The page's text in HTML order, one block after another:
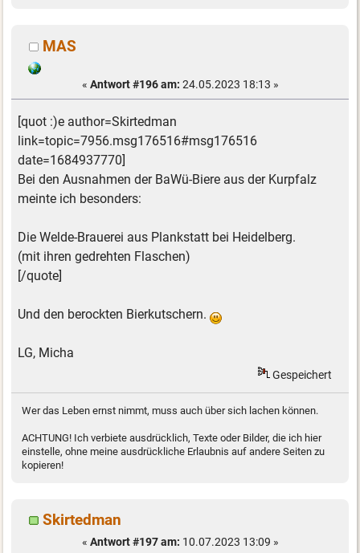
MAS
« Antwort #196 am: 24.05.2023 18:13 »
[quot :)e author=Skirtedman
link=topic=7956.msg176516#msg176516
date=1684937770]
Bei den Ausnahmen der BaWü-Biere aus der Kurpfalz
meinte ich besonders:
Die Welde-Brauerei aus Plankstatt bei Heidelberg.
(mit ihren gedrehten Flaschen)
[/quote]
Und den berockten Bierkutschern.
LG, Micha
Gespeichert
Wer das Leben ernst nimmt, muss auch über sich lachen können.
ACHTUNG! Ich verbiete ausdrücklich, Texte oder Bilder, die ich hier
einstelle, ohne meine ausdrückliche Erlaubnis auf andere Seiten zu
kopieren!
Skirtedman
« Antwort #197 am: 10.07.2023 13:09 »